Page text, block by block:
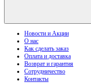
Новости и Акции
О нас
Как сделать заказ
Оплата и доставка
Возврат и гарантия
Сотрудничество
Контакты